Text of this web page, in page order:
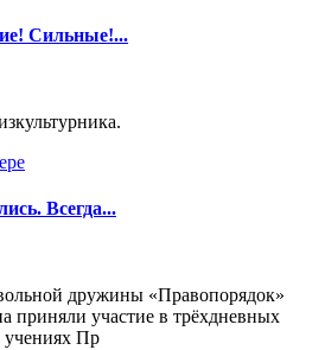
Сильные!...
Всегда...
дружины «Правопорядок»
приняли участие в трёхдневных
Пр